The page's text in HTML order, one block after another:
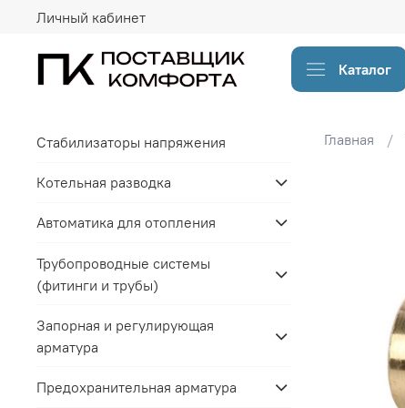
Личный кабинет
Каталог
Главная
Стабилизаторы напряжения
Котельная разводка
Автоматика для отопления
Трубопроводные системы
(фитинги и трубы)
Запорная и регулирующая
арматура
Предохранительная арматура